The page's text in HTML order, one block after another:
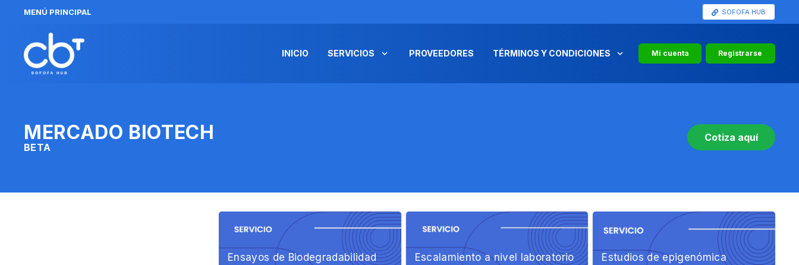
MENÚ PRINCIPAL SOFOFA HUB
INICIO SERVICIOS PROVEEDORES TÉRMINOS Y CONDICIONES Mi cuenta Regístrarse
MERCADO BIOTECH
BETA
Cotiza aquí
Ensayos de Biodegradabilidad
Escalamiento a nivel laboratorio
Estudios de epigenómica